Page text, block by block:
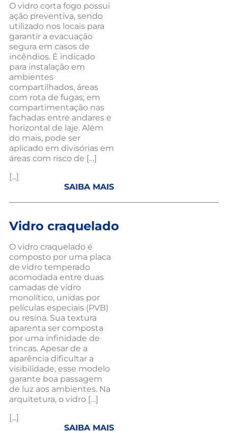
O vidro corta fogo possui
ação preventiva, sendo
utilizado nos locais para
garantir a evacuação
segura em casos de
incêndios. É indicado
para instalação em
ambientes
compartilhados, áreas
com rota de fugas; em
compartimentação nas
fachadas entre andares e
horizontal de laje. Além
do mais, pode ser
aplicado em divisórias em
áreas com risco de […]
[...]
SAIBA MAIS
Vidro craquelado
O vidro craquelado é
composto por uma placa
de vidro temperado
acomodada entre duas
camadas de vidro
monolítico, unidas por
películas especiais (PVB)
ou resina. Sua textura
aparenta ser composta
por uma infinidade de
trincas. Apesar de a
aparência dificultar a
visibilidade, esse modelo
garante boa passagem
de luz aos ambientes. Na
arquitetura, o vidro […]
[...]
SAIBA MAIS